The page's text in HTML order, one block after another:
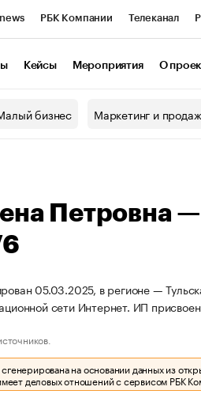
РБК Компании Телеканал
Кейсы Мероприятия О
бизнес Маркетинг и
Петровна
05.03.2025, в регионе —
сети Интернет. ИП
на основании данных из
деловых отношений с сервисом РБК